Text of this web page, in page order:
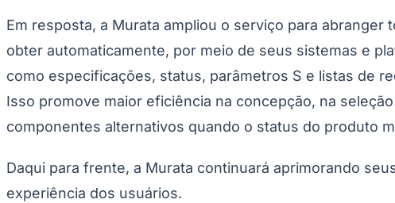
Vagas de Emprego
Concursos
Panorama Econômico
Anunciar VagasNovo
Publicidade Legal
Em resposta, a Murata ampliou o serviço para
obter automaticamente, por meio de seus sistemas e
como especificações, status, parâmetros S e listas de
Isso promove maior eficiência na concepção, na
componentes alternativos quando o status do produto
Daqui para frente, a Murata continuará aprimorando
experiência dos usuários.